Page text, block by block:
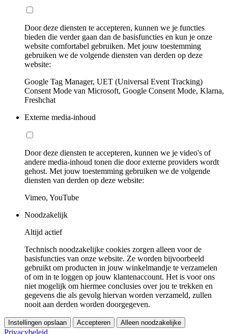
Door deze diensten te accepteren, kunnen we je functies
bieden die verder gaan dan de basisfuncties en kun je onze
website comfortabel gebruiken. Met jouw toestemming
gebruiken we de volgende diensten van derden op deze
website:
Google Tag Manager, UET (Universal Event Tracking)
Consent Mode van Microsoft, Google Consent Mode, Klarna,
Freshchat
Externe media-inhoud
Door deze diensten te accepteren, kunnen we je video's of
andere media-inhoud tonen die door externe providers wordt
gehost. Met jouw toestemming gebruiken we de volgende
diensten van derden op deze website:
Vimeo, YouTube
Noodzakelijk
Altijd actief
Technisch noodzakelijke cookies zorgen alleen voor de
basisfuncties van onze website. Ze worden bijvoorbeeld
gebruikt om producten in jouw winkelmandje te verzamelen
of om in te loggen op jouw klantenaccount. Het is voor ons
niet mogelijk om hiermee conclusies over jou te trekken en
gegevens die als gevolg hiervan worden verzameld, zullen
nooit aan derden worden doorgegeven.
Instellingen opslaan Accepteren Alleen noodzakelijke